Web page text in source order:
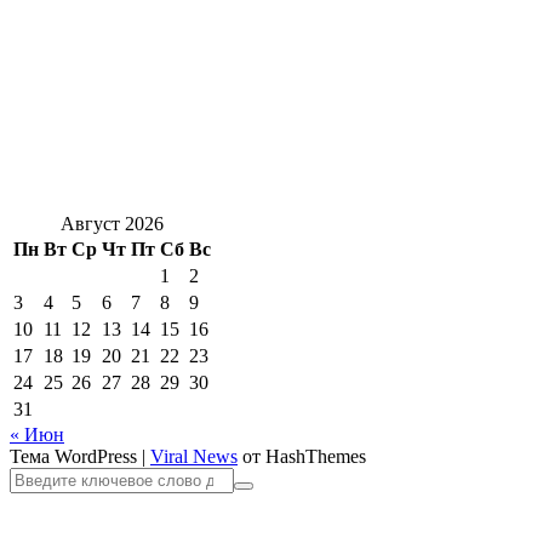
Август 2026
Пн Вт Ср Чт Пт Сб Вс
1
2
3
4 5 6 7 8
9
10 11 12 13 14 15 16
17 18 19 20 21 22 23
24 25 26 27 28 29 30
31
« Июн
Тема WordPress | Viral News от HashThemes